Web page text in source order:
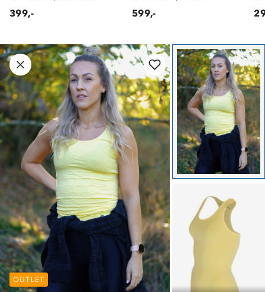
399,- 599,-
OUTLET OUTLET
OUTLET